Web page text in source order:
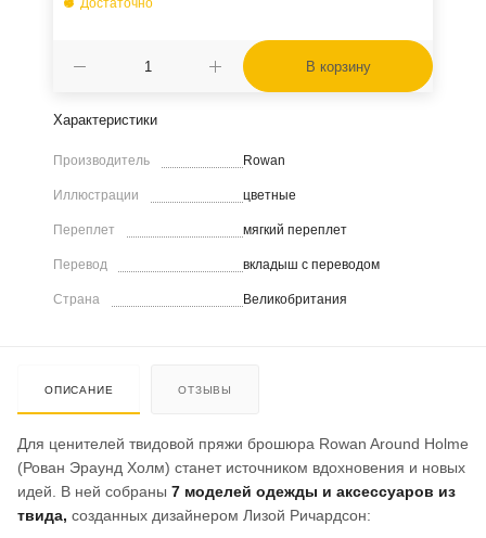
Достаточно
В корзину
Характеристики
Производитель Rowan
Иллюстрации цветные
Переплет мягкий переплет
Перевод вкладыш с переводом
Страна Великобритания
ОПИСАНИЕ ОТЗЫВЫ
Для ценителей твидовой пряжи брошюра Rowan Around Holme
(Рован Эраунд Холм) станет источником вдохновения и новых
идей. В ней собраны 7 моделей одежды и аксессуаров из
твида, созданных дизайнером Лизой Ричардсон: